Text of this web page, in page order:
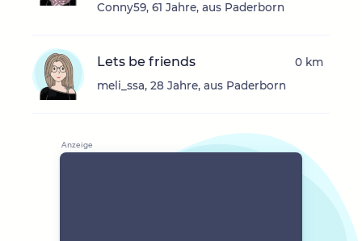
Conny59, 61 Jahre, aus Paderborn
Lets be friends
meli_ssa, 28 Jahre, aus Paderborn
0 km